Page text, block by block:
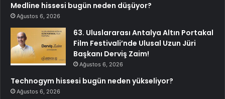
Medline hissesi bugün neden düşüyor?
Ağustos 6, 2026
63. Uluslararası Antalya Altın Portakal
Film Festivali’nde Ulusal Uzun Jüri
Başkanı Derviş Zaim!
Ağustos 6, 2026
Technogym hissesi bugün neden yükseliyor?
Ağustos 6, 2026